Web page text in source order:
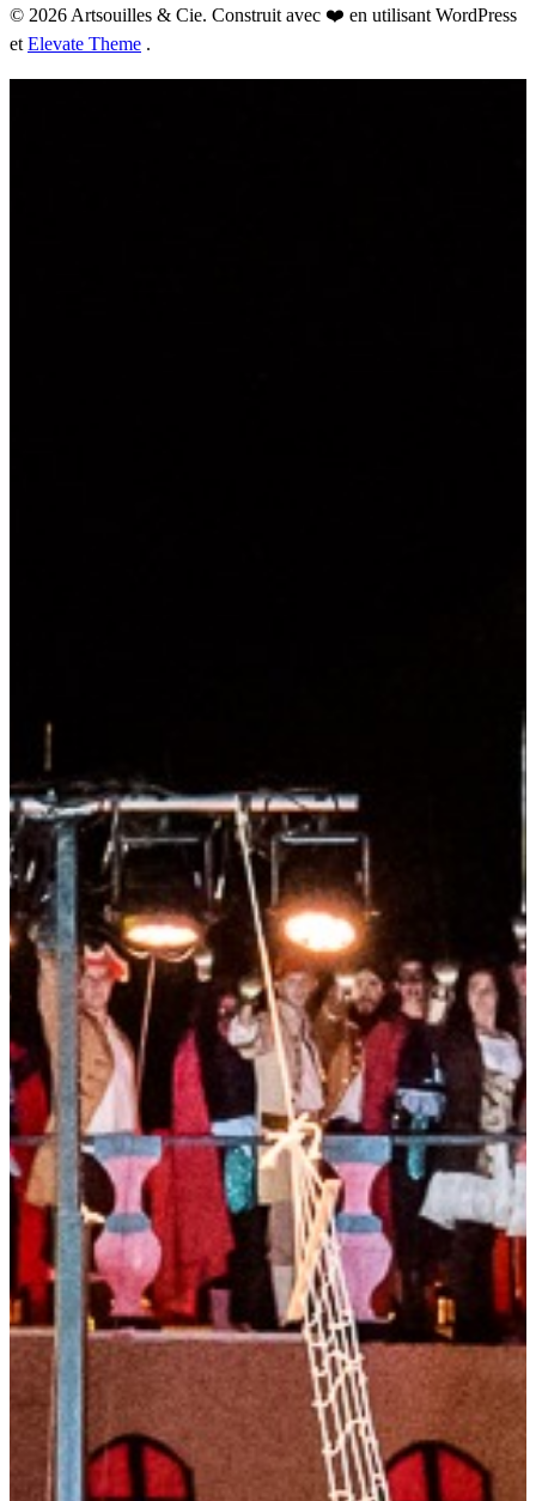
© 2026 Artsouilles & Cie. Construit avec ❤️ en utilisant WordPress
et Elevate Theme .